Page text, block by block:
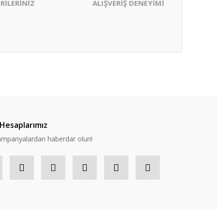
ALIŞVERİŞ DENEYİMİ
haberdar olun!